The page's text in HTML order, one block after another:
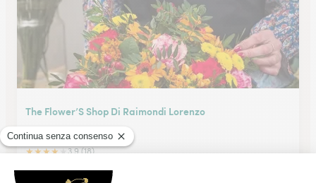
The Flower’S Shop Di Raimondi Lorenzo
SALERNO
★★★★★3.9 (18)